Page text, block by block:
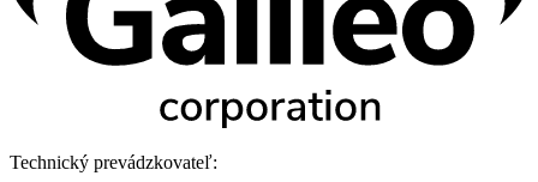
Technický prevádzkovateľ: